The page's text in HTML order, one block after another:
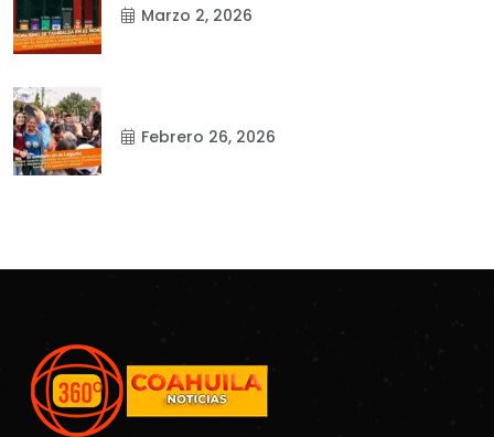
Marzo 2, 2026
Febrero 26, 2026